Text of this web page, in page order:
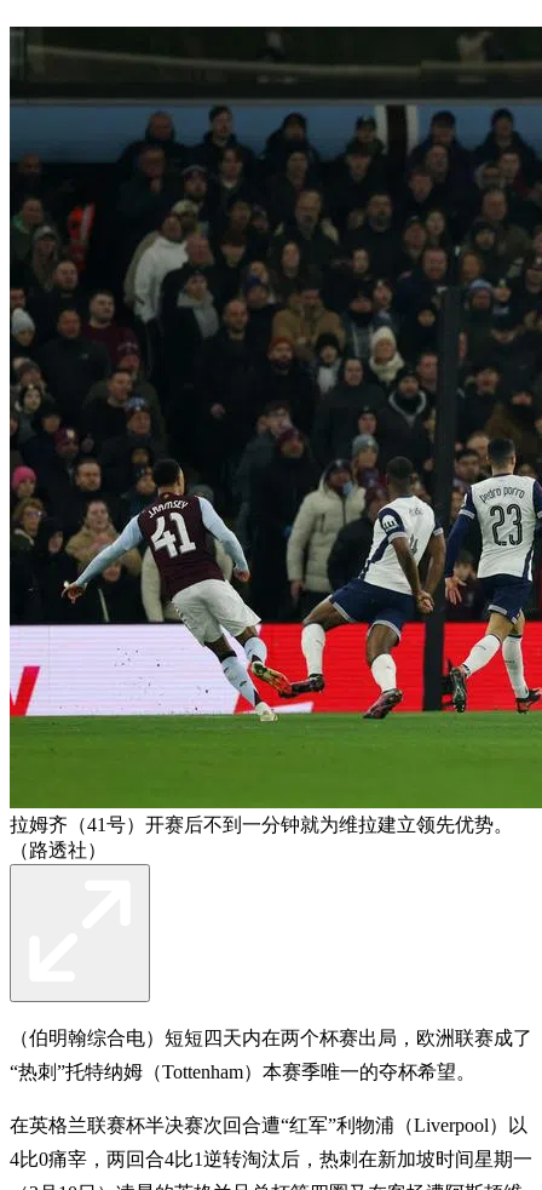
拉姆齐（41号）开赛后不到一分钟就为维拉建立领先优势。
（路透社）
（伯明翰综合电）短短四天内在两个杯赛出局，欧洲联赛成了
“热刺”托特纳姆（Tottenham）本赛季唯一的夺杯希望。
在英格兰联赛杯半决赛次回合遭“红军”利物浦（Liverpool）以
4比0痛宰，两回合4比1逆转淘汰后，热刺在新加坡时间星期一